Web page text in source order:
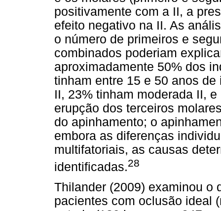
positivamente com a II, a
efeito negativo na II. As
o número de primeiros e
combinados poderiam
aproximadamente 50% dos
tinham entre 15 e 50 anos
II, 23% tinham moderada II,
erupção dos terceiros
do apinhamento; o
embora as diferenças
multifatoriais, as causas
identificadas.28
Thilander (2009) examinou o
pacientes com oclusão ideal